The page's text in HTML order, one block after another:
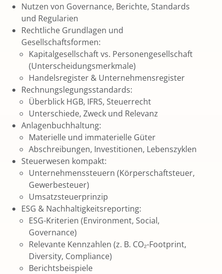
Nutzen von Governance, Berichte, Standards
und Regularien
Rechtliche Grundlagen und
Gesellschaftsformen:
Kapitalgesellschaft vs. Personengesellschaft
(Unterscheidungsmerkmale)
Handelsregister & Unternehmensregister
Rechnungslegungsstandards:
Überblick HGB, IFRS, Steuerrecht
Unterschiede, Zweck und Relevanz
Anlagenbuchhaltung:
Materielle und immaterielle Güter
Abschreibungen, Investitionen, Lebenszyklen
Steuerwesen kompakt:
Unternehmenssteuern (Körperschaftsteuer,
Gewerbesteuer)
Umsatzsteuerprinzip
ESG & Nachhaltigkeitsreporting:
ESG-Kriterien (Environment, Social,
Governance)
Relevante Kennzahlen (z. B. CO₂-Footprint,
Diversity, Compliance)
Berichtsbeispiele